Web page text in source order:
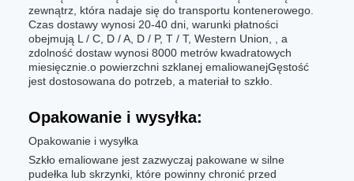
zewnątrz, która nadaje się do transportu kontenerowego.
Czas dostawy wynosi 20-40 dni, warunki płatności
obejmują L / C, D / A, D / P, T / T, Western Union, , a
zdolność dostaw wynosi 8000 metrów kwadratowych
miesięcznie.o powierzchni szklanej emaliowanejGęstość
jest dostosowana do potrzeb, a materiał to szkło.
Opakowanie i wysyłka:
Opakowanie i wysyłka
Szkło emaliowane jest zazwyczaj pakowane w silne
pudełka lub skrzynki, które powinny chronić przed